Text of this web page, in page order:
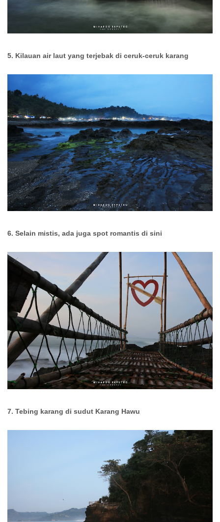
5. Kilauan air laut yang terjebak di ceruk-ceruk karang
6. Selain mistis, ada juga spot romantis di sini
7. Tebing karang di sudut Karang Hawu